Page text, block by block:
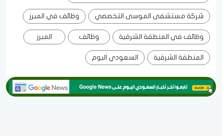
شركة مستشفى الموسى التخصصي وظائف في المبرز
وظائف في المنطقة الشرقية وظائف المبرز
المنطقة الشرقية السعودي اليوم